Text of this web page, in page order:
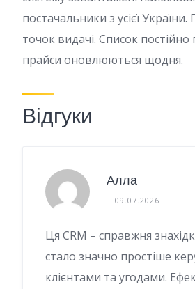
постачальники з усієї
точок видачі. Список
прайси оновлюються щодня.
Відгуки
Алла
09.07.2026
Ця CRM – справжня
стало значно простіше
клієнтами та угодами.